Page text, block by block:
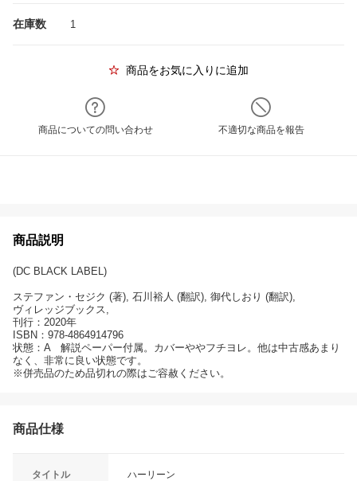
在庫数 1
商品をお気に入りに追加
商品についての問い合わせ 不適切な商品を報告
商品説明
(DC BLACK LABEL)
ステファン・セジク (著), 石川裕人 (翻訳), 御代しおり (翻訳),
ヴィレッジブックス,
刊行：2020年
ISBN：978-4864914796
状態：A 解説ペーパー付属。カバーややフチヨレ。他は中古感あまり
なく、非常に良い状態です。
※併売品のため品切れの際はご容赦ください。
商品仕様
タイトル ハーリーン